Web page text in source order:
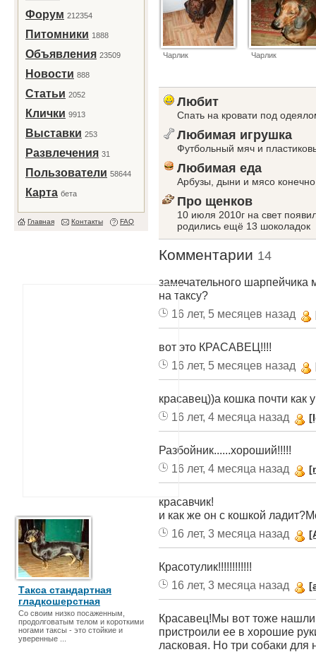
Форум 212354
Питомники 1888
Объявления 23509
Новости 888
Статьи 2052
Клички 9913
Выставки 253
Развлечения 31
Пользователи 58644
Карта бета
Главная Контакты FAQ
Такса стандартная
гладкошерстная
Со своим низко посаженным,
продолговатым телом и короткими
ногами таксы - это стойкие и
уверенные ...
Чарлик Чарлик
Любит
Спать на кровати под
Любимая игрушка
Футбольный мяч и
Любимая еда
Арбузы, дыни и мясо конечно
Про щенков
10 июля 2010г на свет
родились ещё 13 шоколадок
Комментарии 14
замечательного
на таксу?
16 лет, 5 месяцев назад
вот это КРАСАВЕЦ!!!!
16 лет, 5 месяцев назад
красавец))а кошка почти как
16 лет, 4 месяца назад
Разбойник......хороший!!!!!
16 лет, 4 месяца назад
красавчик!
и как же он с кошкой
16 лет, 3 месяца назад
Красотулик!!!!!!!!!!!!
16 лет, 3 месяца назад
Красавец!Мы вот тоже нашли
пристроили ее в хорошие
ласковая. Но три собаки